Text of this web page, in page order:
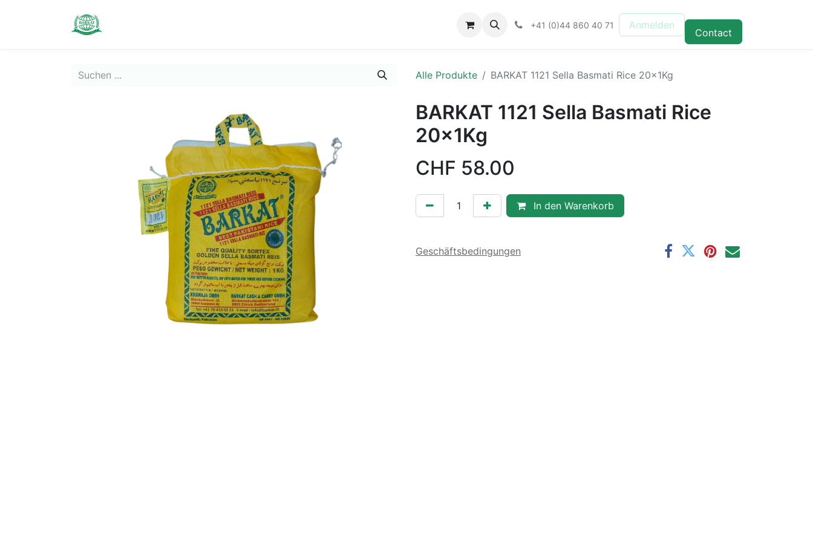
+41 (0)44 860 40 71 Anmelden
Contact
Alle Produkte BARKAT 1121 Sella Basmati Rice 20x1Kg
BARKAT 1121 Sella Basmati Rice
20x1Kg
CHF 58.00
In den Warenkorb
Geschäftsbedingungen